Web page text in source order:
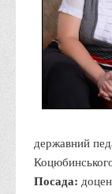
ДТЕУ
Історія та
Структура
Адміністрація
Офіційний
Медіа
державний
Посада: